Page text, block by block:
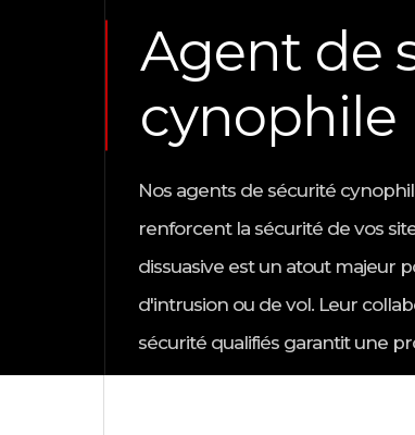
Agent de
cynophile
Nos agents de sécurité
renforcent la sécurité de vos
dissuasive est un atout majeur
d'intrusion ou de vol. Leur
sécurité qualifiés garantit une